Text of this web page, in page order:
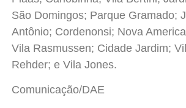
São Domingos; Parque Gramado;
Antônio; Cordenonsi; Nova
Vila Rasmussen; Cidade Jardim;
Rehder; e Vila Jones.
Comunicação/DAE